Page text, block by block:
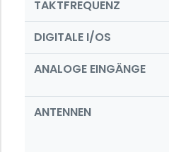
TAKTFREQUENZ
DIGITALE I/OS
ANALOGE EINGÄNGE
ANTENNEN